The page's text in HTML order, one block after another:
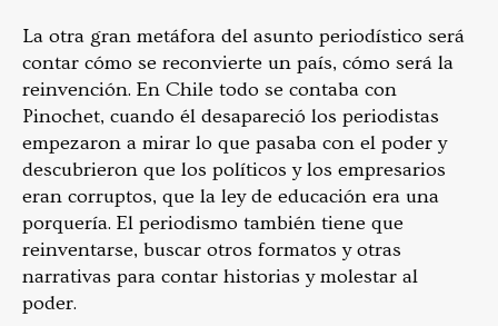
La otra gran metáfora del asunto periodístico será
contar cómo se reconvierte un país, cómo será la
reinvención. En Chile todo se contaba con
Pinochet, cuando él desapareció los periodistas
empezaron a mirar lo que pasaba con el poder y
descubrieron que los políticos y los empresarios
eran corruptos, que la ley de educación era una
porquería. El periodismo también tiene que
reinventarse, buscar otros formatos y otras
narrativas para contar historias y molestar al
poder.